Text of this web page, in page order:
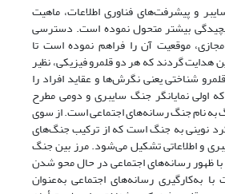
و پیشرفت‌های فناوری اطلاعات، ماهیت
پیچیدگی بیشتر متحول نموده است. دسترسی
موقعیت آن را فراهم نموده است تا
هدایت گردند که هر دو قلمرو فیزیکی، نظیر
شناختی یعنی نگرش‌ها و عقاید افراد را
اولی نمایانگر جنگ سایبری و دومی مطرح
به نام جنگ رسانه‌های اجتماعی است. از سوی
نوینی به جنگ است که از ترکیب جنگ‌های
و اطلاعاتی تشکیل می‌شود. مرز بین جنگ
ظهور رسانه‌های اجتماعی در حال محو شدن
به‌کارگیری رسانه‌های اجتماعی به‌عنوان